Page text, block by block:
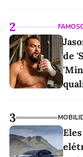
2
de
3